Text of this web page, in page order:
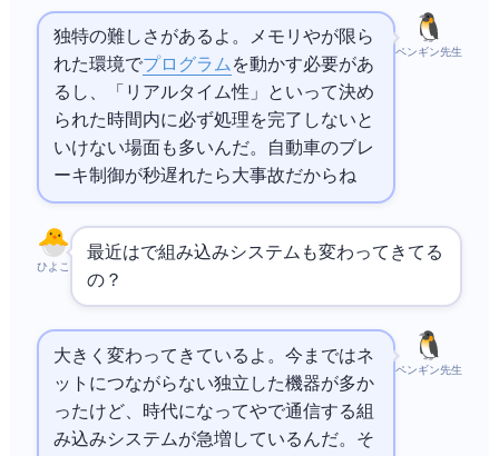
ペンギン先生
独特の難しさがあるよ。メモリやが限ら
れた環境でプログラムを動かす必要があ
るし、「リアルタイム性」といって決め
られた時間内に必ず処理を完了しないと
いけない場面も多いんだ。自動車のブレ
ーキ制御が0.1秒遅れたら大事故だからね
ひよこ
最近はで組み込みシステムも変わってきてる
の？
ペンギン先生
大きく変わってきているよ。今まではネ
ットにつながらない独立した機器が多か
ったけど、 時代になってやで通信する組
み込みシステムが急増しているんだ。そ